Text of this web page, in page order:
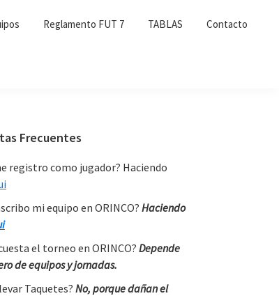
Reglamento FUT 7 TABLAS Contacto
Frecuentes
registro como jugador? Haciendo
mi equipo en ORINCO? Haciendo
el torneo en ORINCO?Depende
de equipos y jornadas.
Taquetes?No, porque dañan el